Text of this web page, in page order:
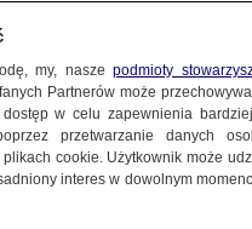
my, naszepodmioty
Partnerów może
w celu zapewnienia
przetwarzanie danych
cookie. Użytkownik może
interes w dowolnym